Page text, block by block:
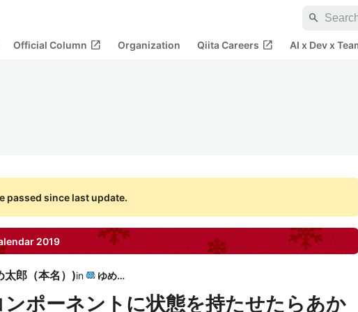
search
Official Column open_in_new Organization Qiita Careers open_in_new AI x Dev x
passed since last update.
2019
郎（本名） )in ゆめみ
ンポーネントに状態を持たせたらあか